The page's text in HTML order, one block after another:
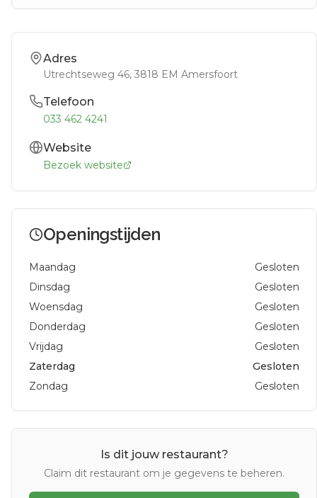
Adres
Utrechtseweg 46, 3818 EM Amersfoort
Telefoon
033 462 4241
Website
Bezoek website
Openingstijden
Maandag
Gesloten
Dinsdag
Gesloten
Woensdag
Gesloten
Donderdag
Gesloten
Vrijdag
Gesloten
Zaterdag
Gesloten
Zondag
Gesloten
Is dit jouw restaurant?
Claim dit restaurant om je gegevens te beheren.